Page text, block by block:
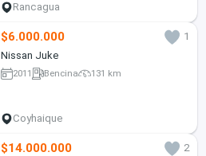
Rancagua
$6.000.000
1
Nissan Juke
2011 Bencina 131 km
Coyhaique
$14.000.000
2